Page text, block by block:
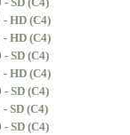
- HD (C4)
- HD (C4)
- SD (C4)
- HD (C4)
- SD (C4)
SD (C4)
- SD (C4)